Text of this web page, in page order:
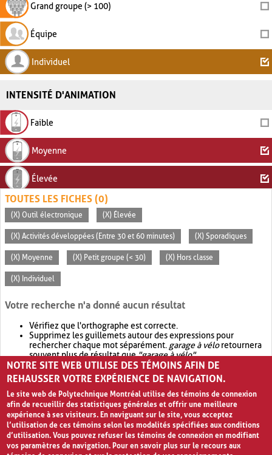
Grand groupe (> 100)
Équipe
Individuel
INTENSITÉ D'ANIMATION
Faible
Moyenne
Élevée
TOUTES LES FICHES (0)
(X) Outil électronique (X) Élevée
(X) Activités développées (Entre 30 et 60 minutes) (X) Sporadiques
(X) Moyenne (X) Petit groupe (< 30) (X) Hors classe
(X) Individuel
Votre recherche n'a donné aucun résultat
Vérifiez que l'orthographe est correcte.
Supprimez les guillemets autour des expressions pour
rechercher chaque mot séparément. garage à véloretournera
souvent plus de résultat que"garage à vélo".
Envisagez d'élargir votre recherche avec OR.garage OR vélo
retournera souvent plus de résultat quegarage à vélo
NOTRE SITE WEB UTILISE DES TÉMOINS AFIN DE
REHAUSSER VOTRE EXPÉRIENCE DE NAVIGATION.
Le site web de Polytechnique Montréal utilise des témoins de connexion
afin de recueillir des statistiques générales et offrir une meilleure
expérience à ses visiteurs. En naviguant sur le site, vous acceptez
l’utilisation de ces témoins selon les modalités spécifiées aux conditions
d’utilisation. Vous pouvez refuser les témoins de connexion en modifiant
vos paramètres de navigation. Pour en savoir plus sur le recours aux